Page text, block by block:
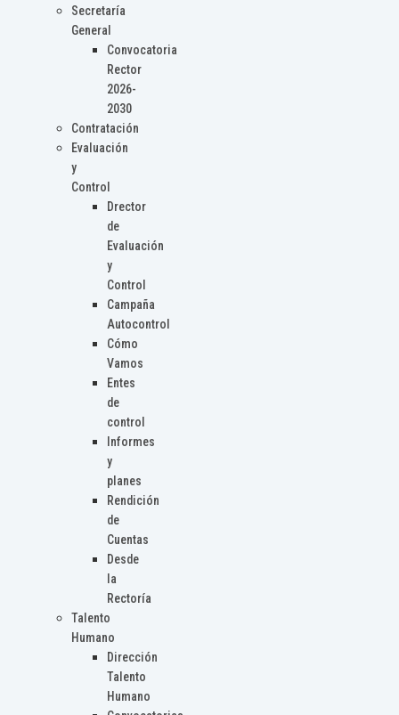
Secretaría
General
Convocatoria
Rector
2026-
2030
Contratación
Evaluación
y
Control
Drector
de
Evaluación
y
Control
Campaña
Autocontrol
Cómo
Vamos
Entes
de
control
Informes
y
planes
Rendición
de
Cuentas
Desde
la
Rectoría
Talento
Humano
Dirección
Talento
Humano